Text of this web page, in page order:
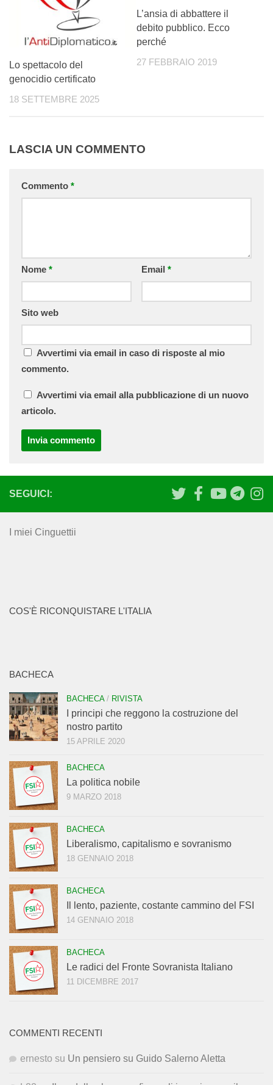
Lo spettacolo del
genocidio certificato
18 SETTEMBRE 2025
L’ansia di abbattere il
debito pubblico. Ecco
perché
27 FEBBRAIO 2019
LASCIA UN COMMENTO
Commento *
Nome * Email *
Sito web
Avvertimi via email in caso di risposte al mio
commento.
Avvertimi via email alla pubblicazione di un nuovo
articolo.
SEGUICI:
I miei Cinguettii
COS'È RICONQUISTARE L'ITALIA
BACHECA
BACHECA/ RIVISTA
I principi che reggono la costruzione del
nostro partito
15 APRILE 2020
BACHECA
La politica nobile
9 MARZO 2018
BACHECA
Liberalismo, capitalismo e sovranismo
18 GENNAIO 2018
BACHECA
Il lento, paziente, costante cammino del FSI
14 GENNAIO 2018
BACHECA
Le radici del Fronte Sovranista Italiano
11 DICEMBRE 2017
COMMENTI RECENTI
ernesto su Un pensiero su Guido Salerno Aletta